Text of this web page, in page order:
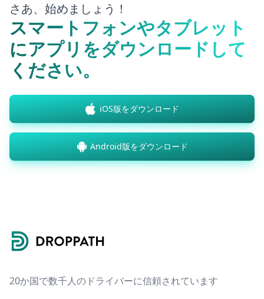
さあ、始めましょう！
スマートフォンやタブレット
にアプリをダウンロードして
ください。
iOS版をダウンロード
Android版をダウンロード
20か国で数千人のドライバーに信頼されています